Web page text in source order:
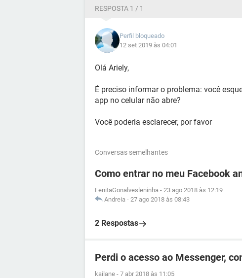
RESPOSTA 1 / 1
Perfil bloqueado
12 set 2019 às 04:01
Olá Ariely,
É preciso informar o problema: você
app no celular não abre?
Você poderia esclarecer, por favor
Conversas semelhantes
Como entrar no meu Facebook
LenitaGonalvesleninha - 23 ago 2018 às 12:19
Andreia - 27 ago 2018 às 08:43
2 Respostas
Perdi o acesso ao Messenger,
kailane - 7 abr 2018 às 11:05